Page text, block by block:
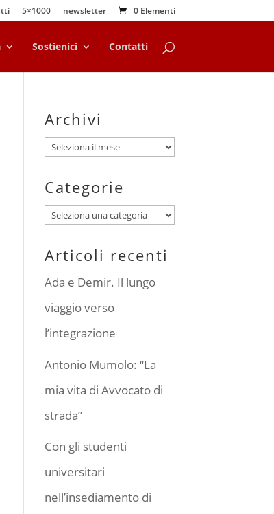
5×1000 newsletter 0 Elementi
Sostienici Contatti
Archivi
Archivi
Categorie
Categorie
Articoli recenti
Ada e Demir. Il lungo
viaggio verso
l’integrazione
Antonio Mumolo: “La
mia vita di Avvocato di
strada”
Con gli studenti
universitari
nell’insediamento di